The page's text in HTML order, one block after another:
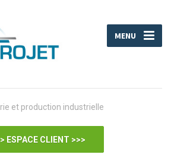
MENU
et production industrielle
ESPACE CLIENT >>>